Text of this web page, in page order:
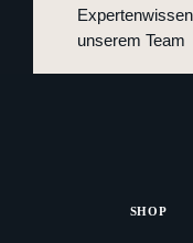
unserem Team
SHOP